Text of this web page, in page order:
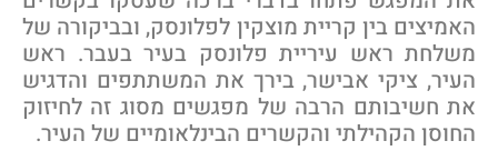
בין קריית מוצקין לפלונסק, ובביקורה של
ראש עיריית פלונסק בעיר בעבר. ראש
ציקי אבישר, בירך את המשתתפים והדגיש
חשיבותם הרבה של מפגשים מסוג זה לחיזוק
הקהילתי והקשרים הבינלאומיים של העיר.